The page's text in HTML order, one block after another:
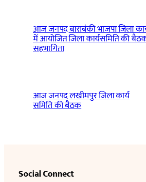
आज जनपद बाराबंकी भाजपा जिला
में आयोजित जिला कार्यसमिति की
सहभागिता
आज जनपद लखीमपुर जिला कार्य
समिति की बैठक
Social Connect